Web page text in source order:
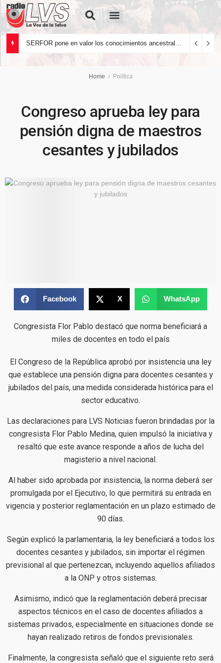
Home Política
Congreso aprueba ley para
pensión digna de maestros
cesantes y jubilados
Facebook X WhatsApp
Congresista Flor Pablo destacó que norma beneficiará a
miles de docentes en todo el país
El Congreso de la República aprobó por insistencia una ley
que establece una pensión digna para docentes cesantes y
jubilados del país, una medida considerada histórica para el
sector educativo.
Las declaraciones para LVS Noticias fueron brindadas por la
congresista Flor Pablo Medina, quien impulsó la iniciativa y
resaltó que este avance responde a años de lucha del
magisterio a nivel nacional.
Al haber sido aprobada por insistencia, la norma deberá ser
promulgada por el Ejecutivo, lo que permitirá su entrada en
vigencia y posterior reglamentación en un plazo estimado de
90 días.
Según explicó la parlamentaria, la ley beneficiará a todos los
docentes cesantes y jubilados, sin importar el régimen
previsional al que pertenezcan, incluyendo aquellos afiliados
a la ONP y otros sistemas.
Asimismo, indicó que la reglamentación deberá precisar
aspectos técnicos en el caso de docentes afiliados a
sistemas privados, especialmente en situaciones donde se
hayan realizado retiros de fondos previsionales.
Finalmente, la congresista señaló que el siguiente reto será